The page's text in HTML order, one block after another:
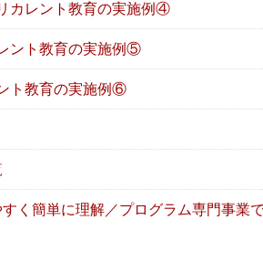
カレント教育の実施例④
ント教育の実施例⑤
ト教育の実施例⑥
く簡単に理解／プログラム専門事業